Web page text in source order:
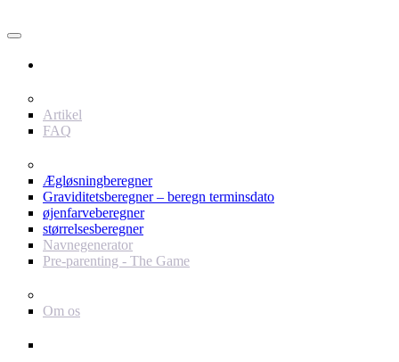
Artikel
FAQ
Ægløsningberegner
Graviditetsberegner – beregn terminsdato
øjenfarveberegner
størrelsesberegner
Navnegenerator
Pre-parenting - The Game
Om os